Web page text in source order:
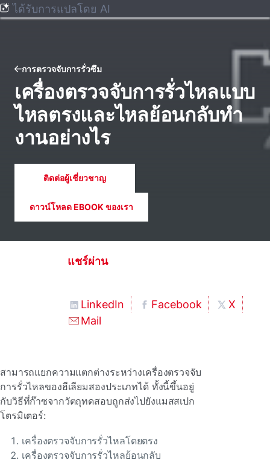
ได้รับการแปลโดย AI
การตรวจจับการรั่วซึม
เครื่องตรวจจับการรั่วไหลแบบ
ไหลตรงและไหลย้อนกลับทํา
งานอย่างไร
ติดต่อผู้เชี่ยวชาญ
ดาวน์โหลด EBOOK ของเรา
แชร์ผ่าน
LinkedIn Facebook
X
Mail
สามารถแยกความแตกต่างระหว่างเครื่องตรวจจับ
การรั่วไหลของฮีเลียมสองประเภทได้ ทั้งนี้ขึ้นอยู่
กับวิธีที่ก๊าซจากวัตถุทดสอบถูกส่งไปยังแมสสเปก
โตรมิเตอร์:
เครื่องตรวจจับการรั่วไหลโดยตรง
เครื่องตรวจจับการรั่วไหลย้อนกลับ